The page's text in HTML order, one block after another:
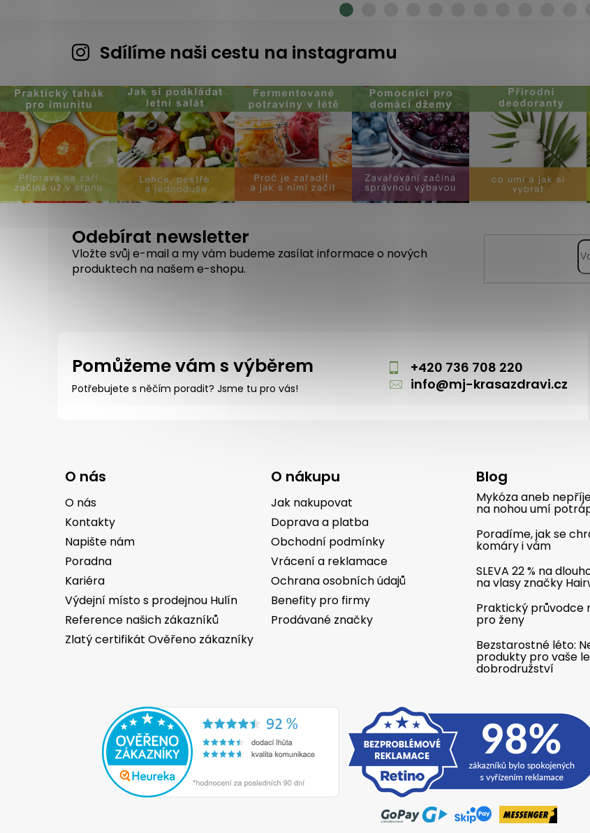
Sdílíme naši cestu na instagramu
Odebírat newsletter
Vložte svůj e-mail a my vám budeme zasílat informace o nových
produktech na našem e-shopu.
Pomůžeme vám s výběrem
Potřebujete s něčím poradit? Jsme tu pro vás!
+420 736 708 220
info@mj-krasazdravi.cz
O nás
O nás
Kontakty
Napište nám
Poradna
Kariéra
Výdejní místo s prodejnou Hulín
Reference našich zákazníků
Zlatý certifikát Ověřeno zákazníky
O nákupu
Jak nakupovat
Doprava a platba
Obchodní podmínky
Vrácení a reklamace
Ochrana osobních údajů
Benefity pro firmy
Prodávané značky
Blog
Mykóza aneb
na nohou umí
Poradíme, jak se
komáry i vám
SLEVA 22 % na
na vlasy značky
Praktický průvodce
pro ženy
Bezstarostné léto:
produkty pro vaše
dobrodružství